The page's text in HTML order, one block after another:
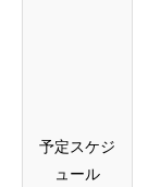
予定スケジ
ュール